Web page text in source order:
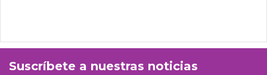
Suscríbete a nuestras noticias